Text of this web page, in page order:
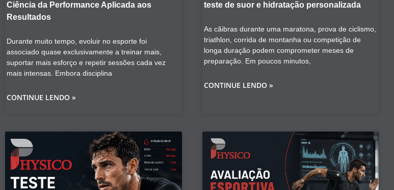
Ciência da Performance Aplicada aos
Resultados
Durante muito tempo, evoluir no esporte foi
associado quase exclusivamente a treinar mais,
suportar mais esforço e repetir sessões cada vez
mais intensas. Embora disciplina
CONTINUE LENDO »
teste de suor e hidratação personalizada
As cãibras durante uma maratona, prova de ciclismo,
triathlon, corrida de montanha ou competição de
longa duração podem comprometer meses de
preparação. Em poucos minutos,
CONTINUE LENDO »